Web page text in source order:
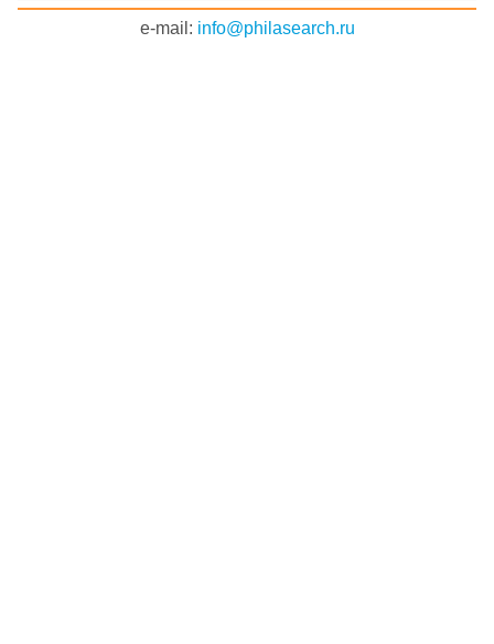
e-mail: info@philasearch.ru